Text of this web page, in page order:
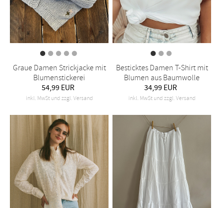
Graue Damen Strickjacke mit
Blumenstickerei
54,99 EUR
inkl. MwSt und zzgl. Versand
Besticktes Damen T-Shirt mit
Blumen aus Baumwolle
34,99 EUR
inkl. MwSt und zzgl. Versand